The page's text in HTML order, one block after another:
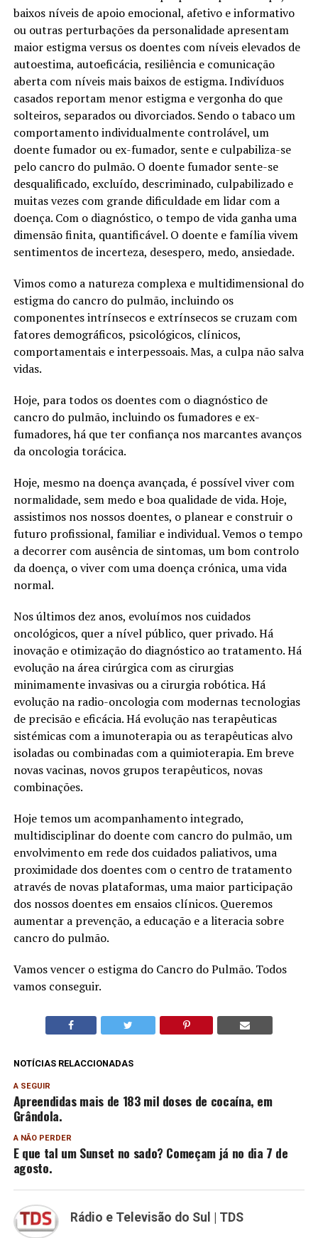
baixos níveis de apoio emocional, afetivo e informativo
ou outras perturbações da personalidade apresentam
maior estigma versus os doentes com níveis elevados de
autoestima, autoeficácia, resiliência e comunicação
aberta com níveis mais baixos de estigma. Indivíduos
casados reportam menor estigma e vergonha do que
solteiros, separados ou divorciados. Sendo o tabaco um
comportamento individualmente controlável, um
doente fumador ou ex-fumador, sente e culpabiliza-se
pelo cancro do pulmão. O doente fumador sente-se
desqualificado, excluído, descriminado, culpabilizado e
muitas vezes com grande dificuldade em lidar com a
doença. Com o diagnóstico, o tempo de vida ganha uma
dimensão finita, quantificável. O doente e família vivem
sentimentos de incerteza, desespero, medo, ansiedade.
Vimos como a natureza complexa e multidimensional do
estigma do cancro do pulmão, incluindo os
componentes intrínsecos e extrínsecos se cruzam com
fatores demográficos, psicológicos, clínicos,
comportamentais e interpessoais. Mas, a culpa não salva
vidas.
Hoje, para todos os doentes com o diagnóstico de
cancro do pulmão, incluindo os fumadores e ex-
fumadores, há que ter confiança nos marcantes avanços
da oncologia torácica.
Hoje, mesmo na doença avançada, é possível viver com
normalidade, sem medo e boa qualidade de vida. Hoje,
assistimos nos nossos doentes, o planear e construir o
futuro profissional, familiar e individual. Vemos o tempo
a decorrer com ausência de sintomas, um bom controlo
da doença, o viver com uma doença crónica, uma vida
normal.
Nos últimos dez anos, evoluímos nos cuidados
oncológicos, quer a nível público, quer privado. Há
inovação e otimização do diagnóstico ao tratamento. Há
evolução na área cirúrgica com as cirurgias
minimamente invasivas ou a cirurgia robótica. Há
evolução na radio-oncologia com modernas tecnologias
de precisão e eficácia. Há evolução nas terapêuticas
sistémicas com a imunoterapia ou as terapêuticas alvo
isoladas ou combinadas com a quimioterapia. Em breve
novas vacinas, novos grupos terapêuticos, novas
combinações.
Hoje temos um acompanhamento integrado,
multidisciplinar do doente com cancro do pulmão, um
envolvimento em rede dos cuidados paliativos, uma
proximidade dos doentes com o centro de tratamento
através de novas plataformas, uma maior participação
dos nossos doentes em ensaios clínicos. Queremos
aumentar a prevenção, a educação e a literacia sobre
cancro do pulmão.
Vamos vencer o estigma do Cancro do Pulmão. Todos
vamos conseguir.
NOTÍCIAS RELACCIONADAS
A SEGUIR
Apreendidas mais de 183 mil doses de cocaína, em
Grândola.
A NÃO PERDER
E que tal um Sunset no sado? Começam já no dia 7 de
agosto.
Rádio e Televisão do Sul | TDS